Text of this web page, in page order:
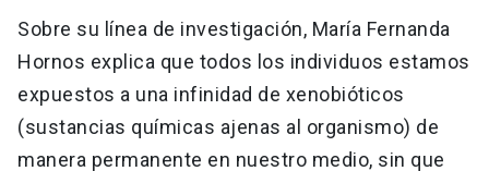
Sobre su línea de investigación, María Fernanda
Hornos explica que todos los individuos estamos
expuestos a una infinidad de xenobióticos
(sustancias químicas ajenas al organismo) de
manera permanente en nuestro medio, sin que